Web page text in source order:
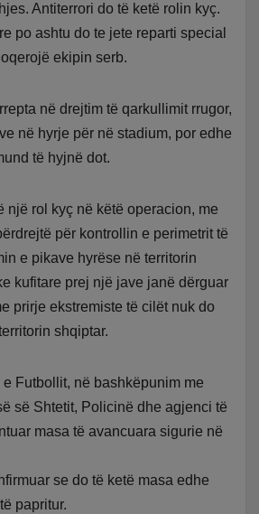
Antiterrori do të ketë rolin kyç.
po ashtu do te jete reparti special
ekipin serb.
në drejtim të qarkullimit rrugor,
në hyrje për në stadium, por edhe
të hyjnë dot.
një rol kyç në këtë operacion, me
për kontrollin e perimetrit të
e pikave hyrëse në territorin
kufitare prej një jave janë dërguar
prirje ekstremiste të cilët nuk do
shqiptar.
Futbollit, në bashkëpunim me
së Shtetit, Policinë dhe agjenci të
masa të avancuara sigurie në
se do të ketë masa edhe
papritur.